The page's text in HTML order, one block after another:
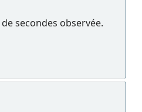
secondes observée.